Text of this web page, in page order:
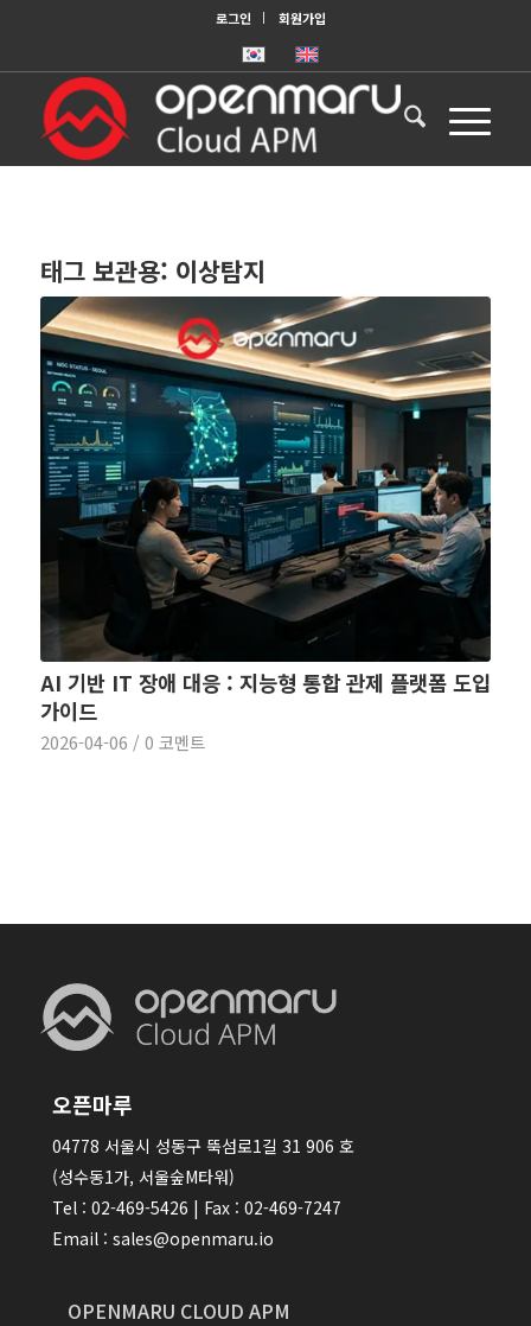
로그인 회원가입
태그 보관용: 이상탐지
AI 기반 IT 장애 대응 : 지능형 통합 관제 플랫폼 도입
가이드
2026-04-06 / 0 코멘트
오픈마루
04778 서울시 성동구 뚝섬로1길 31 906 호
(성수동1가, 서울숲M타워)
Tel : 02-469-5426 | Fax : 02-469-7247
Email : sales@openmaru.io
OPENMARU CLOUD APM